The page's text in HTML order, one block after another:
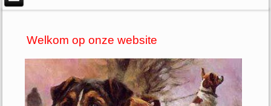
Welkom op onze website